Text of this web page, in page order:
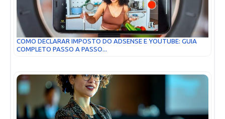
COMO DECLARAR IMPOSTO DO ADSENSE E YOUTUBE: GUIA
COMPLETO PASSO A PASSO...